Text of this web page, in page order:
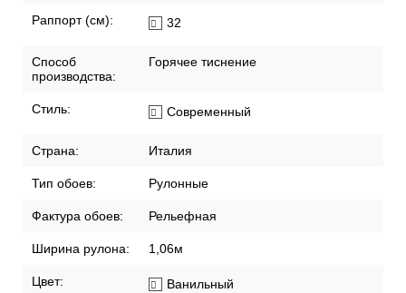
Раппорт (см): 32
Способ
производства:
Горячее тиснение
Стиль: Современный
Страна: Италия
Тип обоев: Рулонные
Фактура обоев: Рельефная
Ширина рулона: 1,06м
Цвет:
Ванильный